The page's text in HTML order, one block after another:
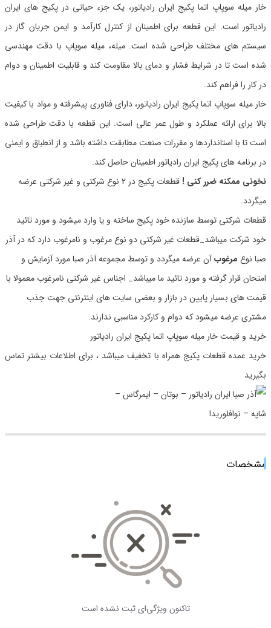
خار میله سوپاپ اتما پکیج ایران رادیاتور، یک جزء حیاتی در پکیج های ایران
رادیاتور است. این قطعه برای اطمینان از کنترل کارآمد و ایمن جریان گاز در
سیستم های مختلف طراحی شده است. میله، میله سوپاپ با دقت مهندسی
شده است تا در شرایط فشار و دمای بالا مقاومت کند و قابلیت اطمینان و دوام
در کار را فراهم کند.
خار میله سوپاپ اتما پکیج ایران رادیاتور، دارای فناوری پیشرفته و مواد با کیفیت
بالا برای ارائه عملکرد و طول عمر عالی است. این قطعه با دقت طراحی شده
است تا با استانداردها و مقررات صنعت مطابقت داشته باشد و از انطباق و ایمنی
در برنامه های پکیج ایران رادیاتور اطمینان حاصل کند.
نخونی ممکنه ضرر کنی !
قطعات پکیج در 2 نوع شرکتی و غیر شرکتی عرضه
میگردد.
قطعات شرکتی توسط سازنده خود پکیج ساخته و یا وارد میشود و مورد تائید
خود شرکت میباشد_قطعات غیر شرکتی دو نوع مرغوب و نامرغوب دارد که در آذر
صبا نوع مرغوبآن عرضه میگردد و توسط مجموعه آذر صبا مورد آزمایش و
امتحان قرار گرفته و مورد تائید ما میباشد_ اجناس غیر شرکتی نامرغوب معمولا با
قیمت های بسیار پایین در بازار و بعضی سایت های اینترنتی جهت جذب
مشتری عرضه میشود که دوام و کارکرد مناسبی ندارند.
خرید و قیمت خار میله سوپاپ اتما پکیج ایران رادیاتور
خرید عمده قطعات پکیج همراه با تخفیف میباشد ، برای اطلاعات بیشتر تماس
بگیرید
مشخصات
تاکنون ویژگی‌ای ثبت نشده است